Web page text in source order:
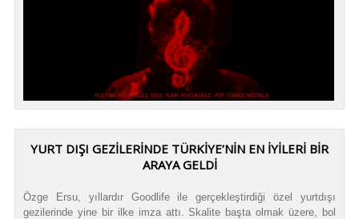
YURT DIŞI GEZİLERİNDE TÜRKİYE’NİN EN İYİLERİ BİR
ARAYA GELDİ
Özge Ersu, yıllardır Goodlife ile gerçekleştirdiği özel yurtdışı
gezilerinde yine bir ilke imza attı. Skalite başta olmak üzere, bol